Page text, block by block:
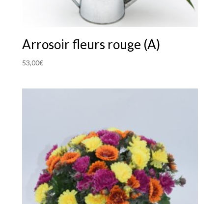
Arrosoir fleurs rouge (A)
53,00€